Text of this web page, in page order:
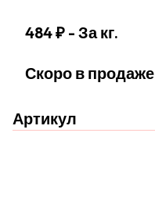
484 ₽ - За кг.
Скоро в продаже
Артикул